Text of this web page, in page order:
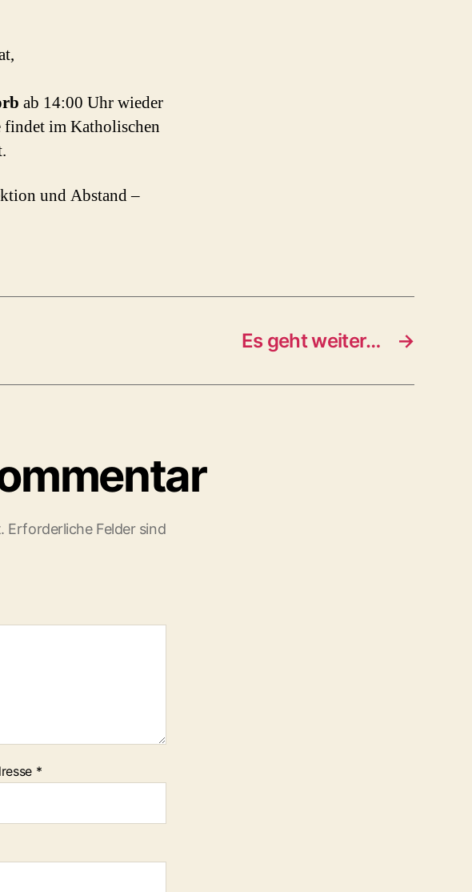
ab 14:00 Uhr wieder
findet im Katholischen
und Abstand –
→
Es geht weiter…
Erforderliche Felder sind
*